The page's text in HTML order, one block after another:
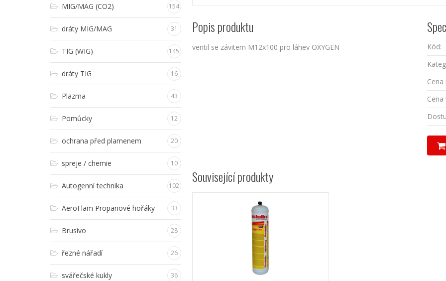
MIG/MAG (CO2) 154
dráty MIG/MAG 31
TIG (WIG) 145
dráty TIG 16
Plazma 43
Pomůcky 12
ochrana před plamenem 20
spreje / chemie 10
Autogenní technika 102
AeroFlam Propanové hořáky 33
Brusivo 28
řezné nářadí 26
svářečské kukly 36
Popis produktu
ventil se závitem M12x100 pro láhev OXYGEN Kód:
Cena
Cena
Související produkty